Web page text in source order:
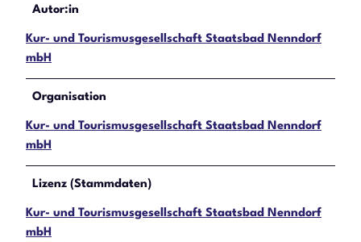
Autor:in
Kur- und Tourismusgesellschaft Staatsbad Nenndorf
mbH
Organisation
Kur- und Tourismusgesellschaft Staatsbad Nenndorf
mbH
Lizenz (Stammdaten)
Kur- und Tourismusgesellschaft Staatsbad Nenndorf
mbH